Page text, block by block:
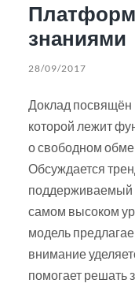
знаниями
28/09/2017
Доклад посвящён
которой лежит
о свободном
Обсуждается
поддерживаемый
самом высоком
модель
внимание
помогает решать